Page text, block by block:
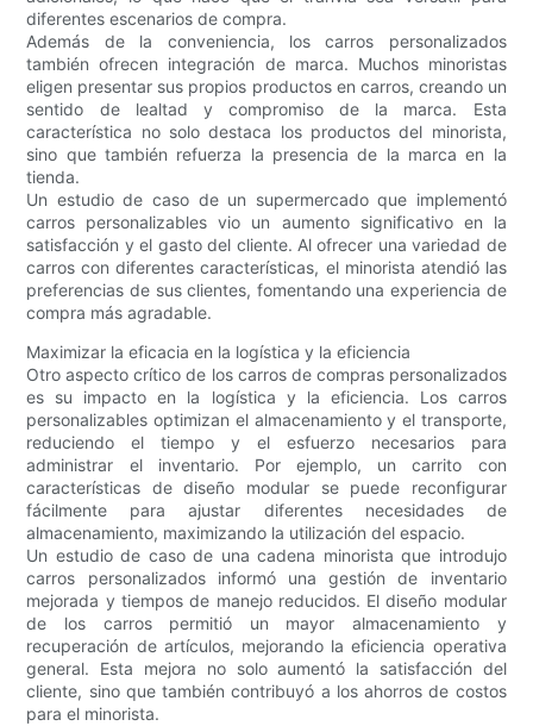
diferentes escenarios de compra.
Además de la conveniencia, los carros personalizados
también ofrecen integración de marca. Muchos minoristas
eligen presentar sus propios productos en carros, creando un
sentido de lealtad y compromiso de la marca. Esta
característica no solo destaca los productos del minorista,
sino que también refuerza la presencia de la marca en la
tienda.
Un estudio de caso de un supermercado que implementó
carros personalizables vio un aumento significativo en la
satisfacción y el gasto del cliente. Al ofrecer una variedad de
carros con diferentes características, el minorista atendió las
preferencias de sus clientes, fomentando una experiencia de
compra más agradable.
Maximizar la eficacia en la logística y la eficiencia
Otro aspecto crítico de los carros de compras personalizados
es su impacto en la logística y la eficiencia. Los carros
personalizables optimizan el almacenamiento y el transporte,
reduciendo el tiempo y el esfuerzo necesarios para
administrar el inventario. Por ejemplo, un carrito con
características de diseño modular se puede reconfigurar
fácilmente para ajustar diferentes necesidades de
almacenamiento, maximizando la utilización del espacio.
Un estudio de caso de una cadena minorista que introdujo
carros personalizados informó una gestión de inventario
mejorada y tiempos de manejo reducidos. El diseño modular
de los carros permitió un mayor almacenamiento y
recuperación de artículos, mejorando la eficiencia operativa
general. Esta mejora no solo aumentó la satisfacción del
cliente, sino que también contribuyó a los ahorros de costos
para el minorista.